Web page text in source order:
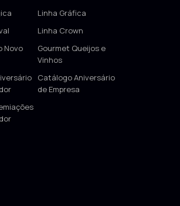
Linha Gráfica
Linha Crown
Novo
Gourmet Queijos e
Vinhos
Catálogo Aniversário
de Empresa